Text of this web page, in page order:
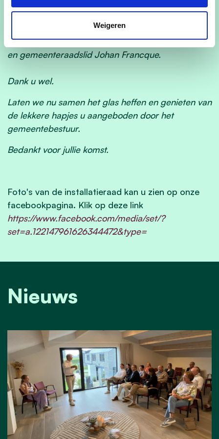
Weigeren
politiek vaarwel gezegd hebben, mijn voorganger
burgemeester Franky Van De Moere, schepen
Hugo Coene, gemeenteraadsvoorzitter Jan Roets
en gemeenteraadslid Johan Francque.
Dank u wel.
Laten we nu samen het glas heffen en genieten van
de lekkere hapjes u aangeboden door het
gemeentebestuur.
Bedankt voor jullie komst.
Foto's van de installatieraad kan u zien op onze
facebookpagina. Klik op deze link
https://www.facebook.com/media/set/?
set=a.122147961626344472&type=
Nieuws